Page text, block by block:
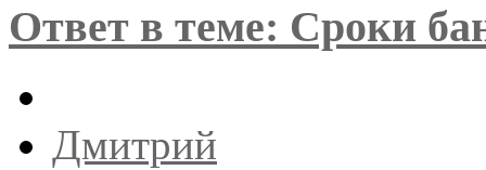
Ответ в теме: Сроки
Дмитрий